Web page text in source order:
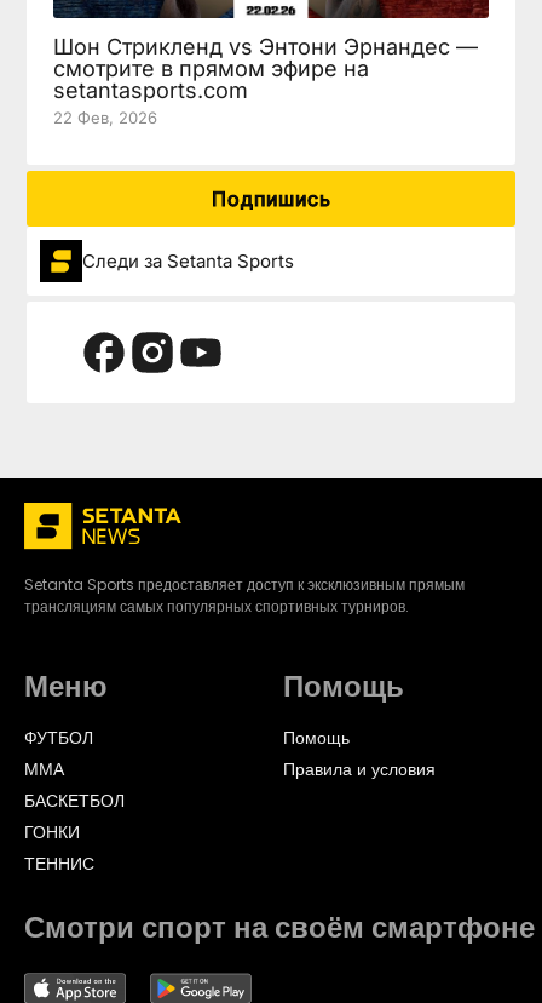
Шон Стрикленд vs Энтони Эрнандес —
смотрите в прямом эфире на
setantasports.com
22 Фев, 2026
Подпишись
Следи за Setanta Sports
Setanta Sports предоставляет доступ к эксклюзивным прямым
трансляциям самых популярных спортивных турниров.
Меню
ФУТБОЛ
ММА
БАСКЕТБОЛ
ГОНКИ
ТЕННИС
Помощь
Помощь
Правила и условия
Смотри спорт на своём смартфоне